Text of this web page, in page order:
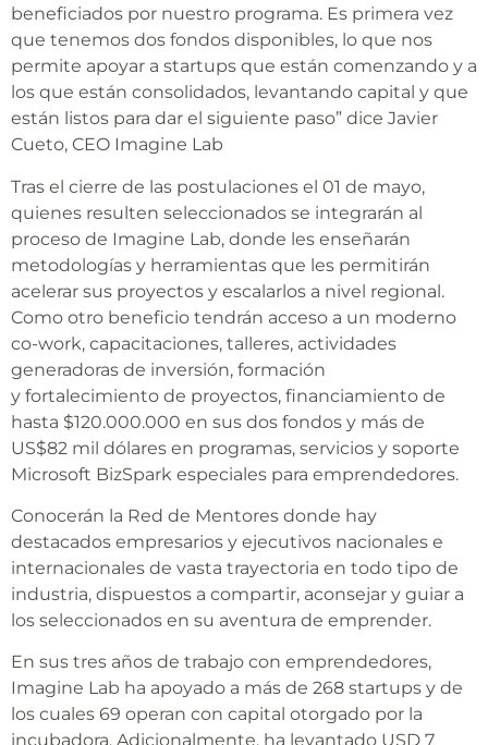
beneficiados por nuestro programa. Es primera vez
que tenemos dos fondos disponibles, lo que nos
permite apoyar a startups que están comenzando y a
los que están consolidados, levantando capital y que
están listos para dar el siguiente paso” dice Javier
Cueto, CEO Imagine Lab
Tras el cierre de las postulaciones el 01 de mayo,
quienes resulten seleccionados se integrarán al
proceso de Imagine Lab, donde les enseñarán
metodologías y herramientas que les permitirán
acelerar sus proyectos y escalarlos a nivel regional.
Como otro beneficio tendrán acceso a un moderno
co-work, capacitaciones, talleres, actividades
generadoras de inversión, formación
y fortalecimiento de proyectos, financiamiento de
hasta $120.000.000 en sus dos fondos y más de
US$82 mil dólares en programas, servicios y soporte
Microsoft BizSpark especiales para emprendedores.
Conocerán la Red de Mentores donde hay
destacados empresarios y ejecutivos nacionales e
internacionales de vasta trayectoria en todo tipo de
industria, dispuestos a compartir, aconsejar y guiar a
los seleccionados en su aventura de emprender.
En sus tres años de trabajo con emprendedores,
Imagine Lab ha apoyado a más de 268 startups y de
los cuales 69 operan con capital otorgado por la
incubadora. Adicionalmente, ha levantado USD 7